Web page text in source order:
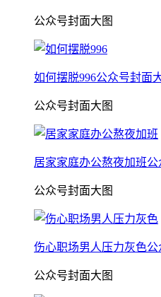
公众号封面大图
如何摆脱996公众号封面
公众号封面大图
居家家庭办公熬夜加班公
公众号封面大图
伤心职场男人压力灰色公
公众号封面大图